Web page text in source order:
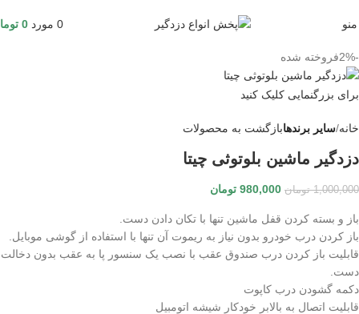
منو 0 مورد 0
-2% فروخته شده
برای بزرگنمایی کلیک کنید
خانه سایر برندهابازگشت به محصولات
دزدگیر ماشین بلوتوثی چیتا
1,000,000 تومان 980,000 تومان
باز و بسته کردن قفل ماشین تنها با تکان دادن دست.
باز کردن درب خودرو بدون نیاز به ریموت آن تنها با استفاده از گوشی موبایل.
قابلیت باز کردن درب صندوق عقب با نصب یک سنسور پا به عقب بدون دخالت
دست.
دکمه گشودن درب کاپوت
قابلیت اتصال به بالابر خودکار شیشه اتومبیل